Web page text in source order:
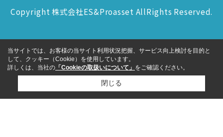
Copyright 株式会社ES&Proasset AllRights Reserved.
当サイトでは、お客様の当サイト利用状況把握、サービス向上検討を目的と
して、クッキー（Cookie）を使用しています。
詳しくは、当社の 「Cookieの取扱いについて」 をご確認ください。
閉じる